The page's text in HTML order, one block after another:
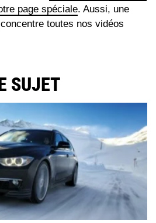
page spéciale. Aussi, une
concentre toutes nos vidéos
SUJET